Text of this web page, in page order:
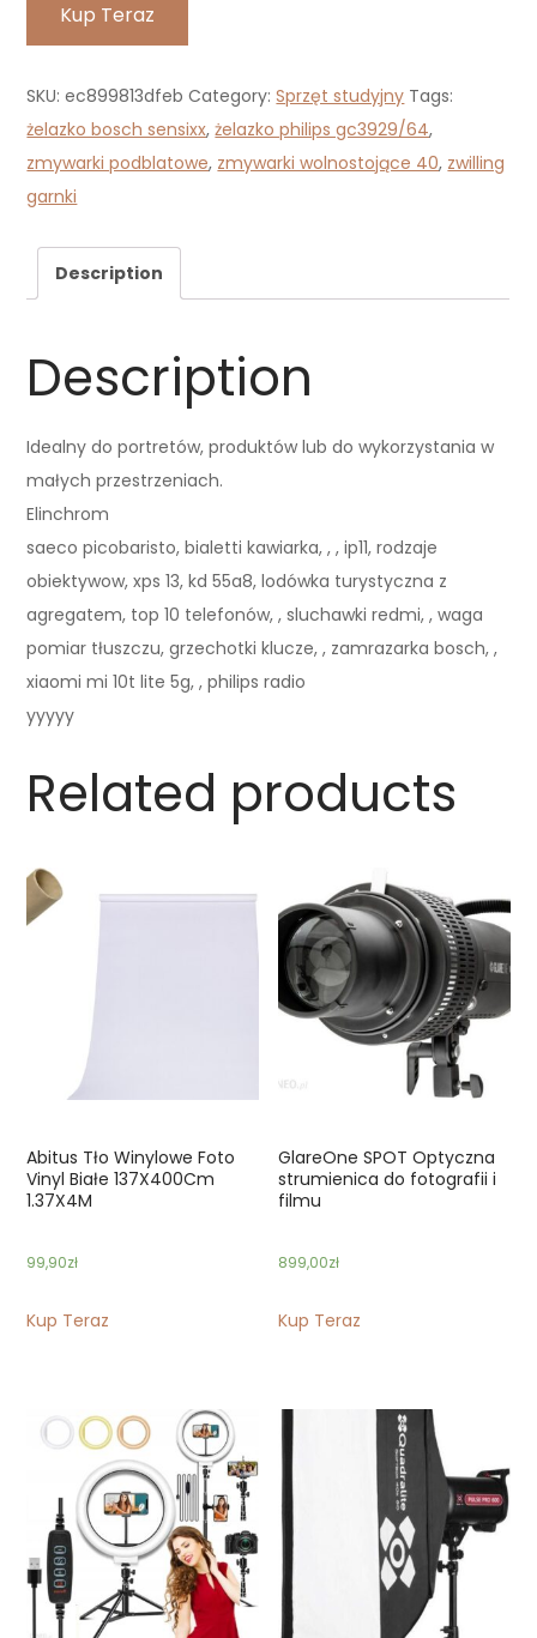
Kup Teraz
SKU:ec899813dfeb Category:Sprzęt studyjny Tags:
żelazko bosch sensixx,żelazko philips gc3929/64,
zmywarki podblatowe, zmywarki wolnostojące 40, zwilling
garnki
Description
Description
Idealny do portretów, produktów lub do wykorzystania w
małych przestrzeniach.
Elinchrom
saeco picobaristo, bialetti kawiarka, , , ip11, rodzaje
obiektywow, xps 13, kd 55a8, lodówka turystyczna z
agregatem, top 10 telefonów, , sluchawki redmi, , waga
pomiar tłuszczu, grzechotki klucze, , zamrazarka bosch, ,
xiaomi mi 10t lite 5g, , philips radio
yyyyy
Related products
Abitus Tło Winylowe Foto
Vinyl Białe 137X400Cm
1.37X4M
99,90zł
Kup Teraz
GlareOne SPOT Optyczna
strumienica do fotografii i
filmu
899,00zł
Kup Teraz